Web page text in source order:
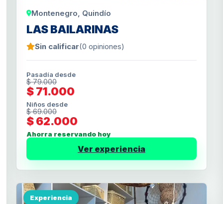
Montenegro, Quindío
LAS BAILARINAS
Sin calificar(0 opiniones)
Pasadía desde
$ 79.000
$ 71.000
Niños desde
$ 69.000
$ 62.000
Ahorra reservando hoy
Ver experiencia
Experiencia